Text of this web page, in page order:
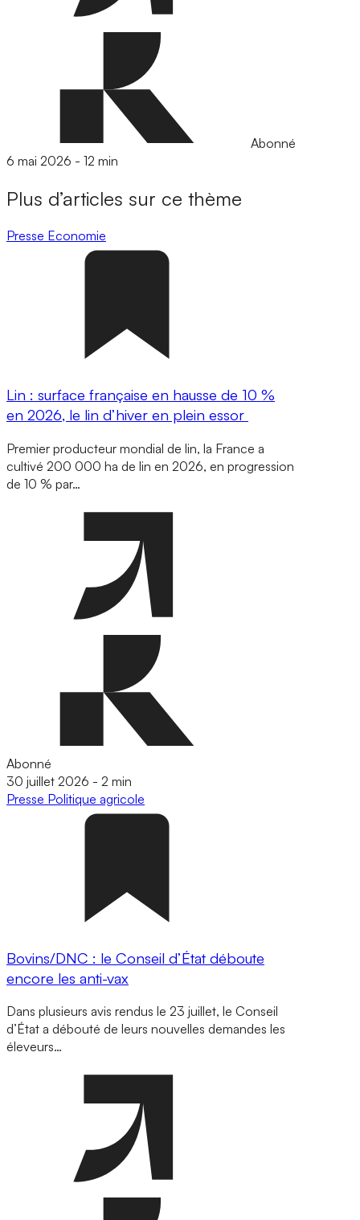
Abonné
6 mai 2026 - 12 min
Plus d’articles sur ce thème
Presse Economie
Lin : surface française en hausse de 10 %
en 2026, le lin d’hiver en plein essor
Premier producteur mondial de lin, la France a
cultivé 200 000 ha de lin en 2026, en progression
de 10 % par…
Abonné
30 juillet 2026 - 2 min
Presse Politique agricole
Bovins/DNC : le Conseil d’État déboute
encore les anti-vax
Dans plusieurs avis rendus le 23 juillet, le Conseil
d’État a débouté de leurs nouvelles demandes les
éleveurs…